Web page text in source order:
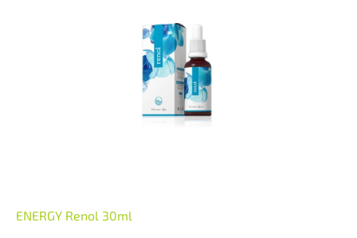
ENERGY Renol 30ml